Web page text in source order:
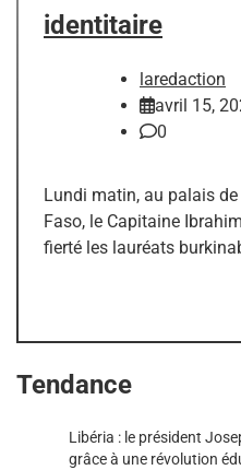
identitaire
laredaction
avril 15,
0
Lundi matin, au palais
Faso, le Capitaine
fierté les lauréats
Tendance
Libéria : le président
grâce à une révolution